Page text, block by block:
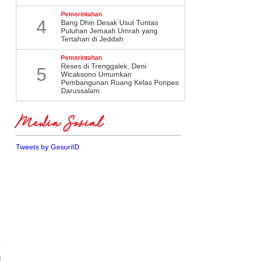
4
Pemerintahan
Bang Dhin Desak Usut Tuntas
Puluhan Jemaah Umrah yang
Tertahan di Jeddah
5
Pemerintahan
​Reses di Trenggalek, Deni
Wicaksono Umumkan
Pembangunan Ruang Kelas Ponpes
Darussalam
Media Sosial
Tweets by GesuriID